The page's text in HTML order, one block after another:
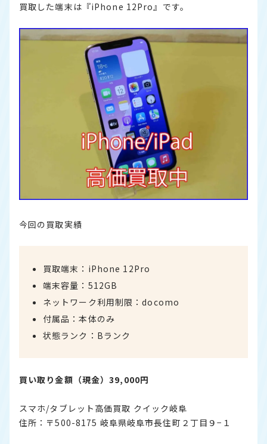
買取した端末は『iPhone 12Pro』です。
今回の買取実績
買取端末：iPhone 12Pro
端末容量：512GB
ネットワーク利用制限：docomo
付属品：本体のみ
状態ランク：Bランク
買い取り金額（現金）39,000円
スマホ/タブレット高価買取 クイック岐阜
住所：〒500-8175 岐阜県岐阜市長住町２丁目９−１